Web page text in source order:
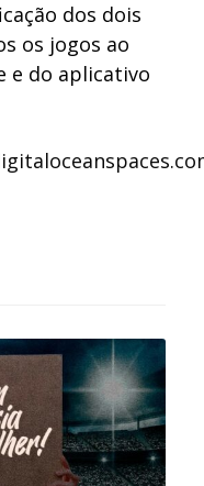
dos dois
os jogos ao
e do aplicativo